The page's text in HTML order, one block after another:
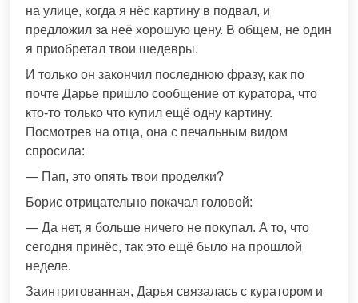
на улице, когда я нёс картину в подвал, и
предложил за неё хорошую цену. В общем, не один
я приобретал твои шедевры.
И только он закончил последнюю фразу, как по
почте Дарье пришло сообщение от куратора, что
кто-то только что купил ещё одну картину.
Посмотрев на отца, она с печальным видом
спросила:
— Пап, это опять твои проделки?
Борис отрицательно покачал головой:
— Да нет, я больше ничего не покупал. А то, что
сегодня принёс, так это ещё было на прошлой
неделе.
Заинтригованная, Дарья связалась с куратором и